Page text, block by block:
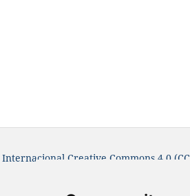
Internacional Creative Commons 4.0 (CC